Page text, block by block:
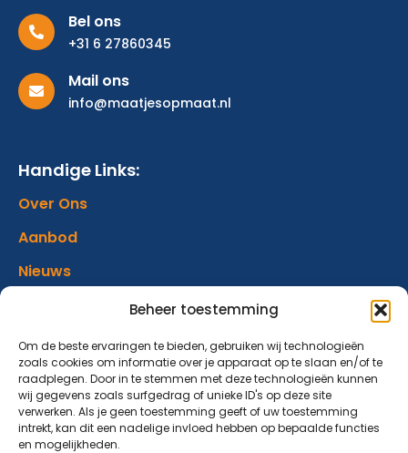
Beheer toestemming
Om de beste ervaringen te bieden, gebruiken wij technologieën
zoals cookies om informatie over je apparaat op te slaan en/of te
raadplegen. Door in te stemmen met deze technologieën kunnen
wij gegevens zoals surfgedrag of unieke ID's op deze site
verwerken. Als je geen toestemming geeft of uw toestemming
intrekt, kan dit een nadelige invloed hebben op bepaalde functies
en mogelijkheden.
Bel ons
+31 6 27860345
Mail ons
info@maatjesopmaat.nl
Handige Links:
Over Ons
Aanbod
Nieuws
Donatie
Contact
Abonneer op onze nieuwsbrief